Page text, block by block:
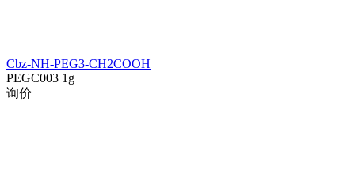
Cbz-NH-PEG3-CH2COOH
PEGC003 1g
询价